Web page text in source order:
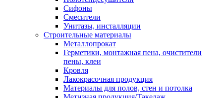
Сифоны
Смесители
Унитазы, инсталляции
Строительные материалы
Металлопрокат
Герметики, монтажная пена, очистители
пены, клеи
Кровля
Лакокрасочная продукция
Материалы для полов, стен и потолка